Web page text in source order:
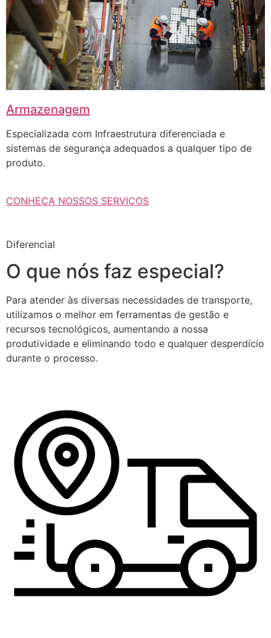
Armazenagem
Especializada com Infraestrutura diferenciada e
sistemas de segurança adequados a qualquer tipo de
produto.
CONHEÇA NOSSOS SERVIÇOS
Diferencial
O que nós faz especial?
Para atender às diversas necessidades de transporte,
utilizamos o melhor em ferramentas de gestão e
recursos tecnológicos, aumentando a nossa
produtividade e eliminando todo e qualquer desperdício
durante o processo.